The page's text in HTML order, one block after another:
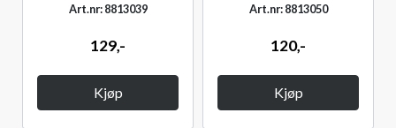
Art.nr: 8813039
129,-
Kjøp
Art.nr: 8813050
120,-
Kjøp